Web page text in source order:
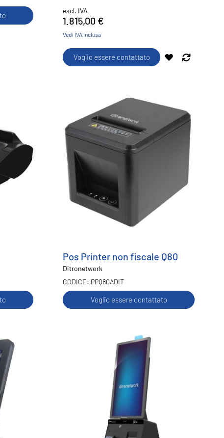
escl. IVA
1.815,00 €
Vedi IVA inclusa
AGGIUNGI
DESIDERI
Voglio essere contattato
Pos Printer non fiscale Q80
Ditronetwork
PPQ80ADIT
Voglio essere contattato